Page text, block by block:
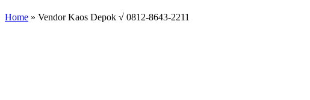
Home » Vendor Kaos Depok √ 0812-8643-2211